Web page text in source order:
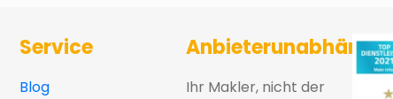
Service
Blog
Anbieterunabhängig
Ihr Makler, nicht der